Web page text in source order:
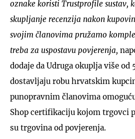
oznake koristi Trustprofile sustav,
skupljanje recenzija nakon
svojim članovima pružamo
treba za uspostavu povjerenja,
dodaje da Udruga okuplja više od
dostavljaju robu hrvatskim
punopravnim članovima
Shop certifikaciju kojom trgovci
su trgovina od povjerenja.